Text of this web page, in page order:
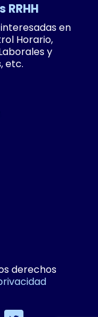
RRHH
en
Horario,
y
etc.
derechos